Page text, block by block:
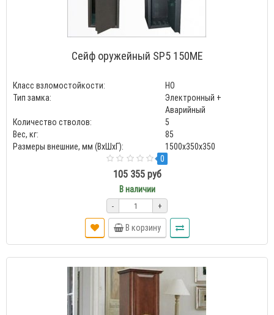
Сейф оружейный SP5 150ME
Класс взломостойкости:
HO
Тип замка:
Электронный +
Аварийный
Количество стволов:
5
Вес, кг:
85
Размеры внешние, мм (ВхШхГ):
1500х350х350
0
105 355 руб
В наличии
- +
В корзину